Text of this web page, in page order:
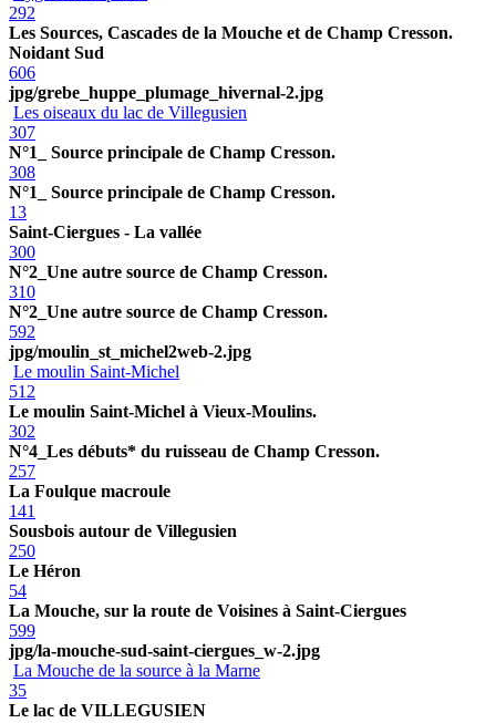
292
Les Sources, Cascades de la Mouche et de Champ Cresson.
Noidant Sud
606
jpg/grebe_huppe_plumage_hivernal-2.jpg
Les oiseaux du lac de Villegusien
307
N°1_ Source principale de Champ Cresson.
308
N°1_ Source principale de Champ Cresson.
13
Saint-Ciergues - La vallée
300
N°2_Une autre source de Champ Cresson.
310
N°2_Une autre source de Champ Cresson.
592
jpg/moulin_st_michel2web-2.jpg
Le moulin Saint-Michel
512
Le moulin Saint-Michel à Vieux-Moulins.
302
N°4_Les débuts* du ruisseau de Champ Cresson.
257
La Foulque macroule
141
Sousbois autour de Villegusien
250
Le Héron
54
La Mouche, sur la route de Voisines à Saint-Ciergues
599
jpg/la-mouche-sud-saint-ciergues_w-2.jpg
La Mouche de la source à la Marne
35
Le lac de VILLEGUSIEN